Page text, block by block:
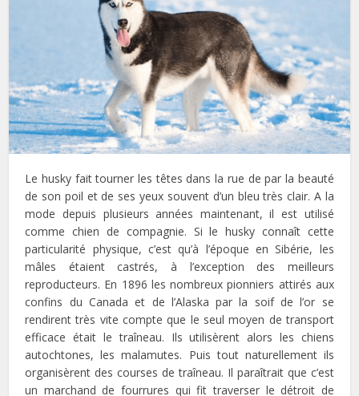
Le husky fait tourner les têtes dans la rue de par la beauté
de son poil et de ses yeux souvent d’un bleu très clair. A la
mode depuis plusieurs années maintenant, il est utilisé
comme chien de compagnie. Si le husky connaît cette
particularité physique, c’est qu’à l’époque en Sibérie, les
mâles étaient castrés, à l’exception des meilleurs
reproducteurs. En 1896 les nombreux pionniers attirés aux
confins du Canada et de l’Alaska par la soif de l’or se
rendirent très vite compte que le seul moyen de transport
efficace était le traîneau. Ils utilisèrent alors les chiens
autochtones, les malamutes. Puis tout naturellement ils
organisèrent des courses de traîneau. Il paraîtrait que c’est
un marchand de fourrures qui fit traverser le détroit de